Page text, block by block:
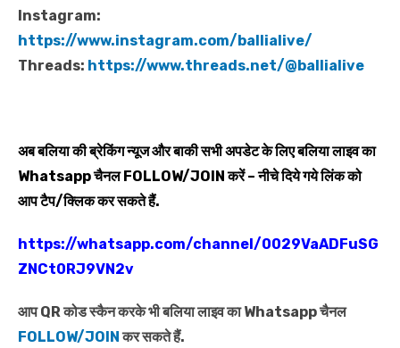
Instagram:
https://www.instagram.com/ballialive/
Threads: https://www.threads.net/@ballialive
अब बलिया की ब्रेकिंग न्यूज और बाकी सभी अपडेट के लिए बलिया लाइव का
WhatsappचैनलFOLLOW/JOINकरें – नीचे दिये गये लिंक को
आप टैप/क्लिक कर सकते हैं.
https://whatsapp.com/channel/0029VaADFuSG
ZNCt0RJ9VN2v
आप QR कोड स्कैन करके भी बलिया लाइव का Whatsapp चैनल
FOLLOW/JOINकर सकते हैं.